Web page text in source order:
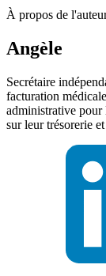
À propos de
Angèle
Secrétaire
facturation
administrative pour
sur leur trésorerie